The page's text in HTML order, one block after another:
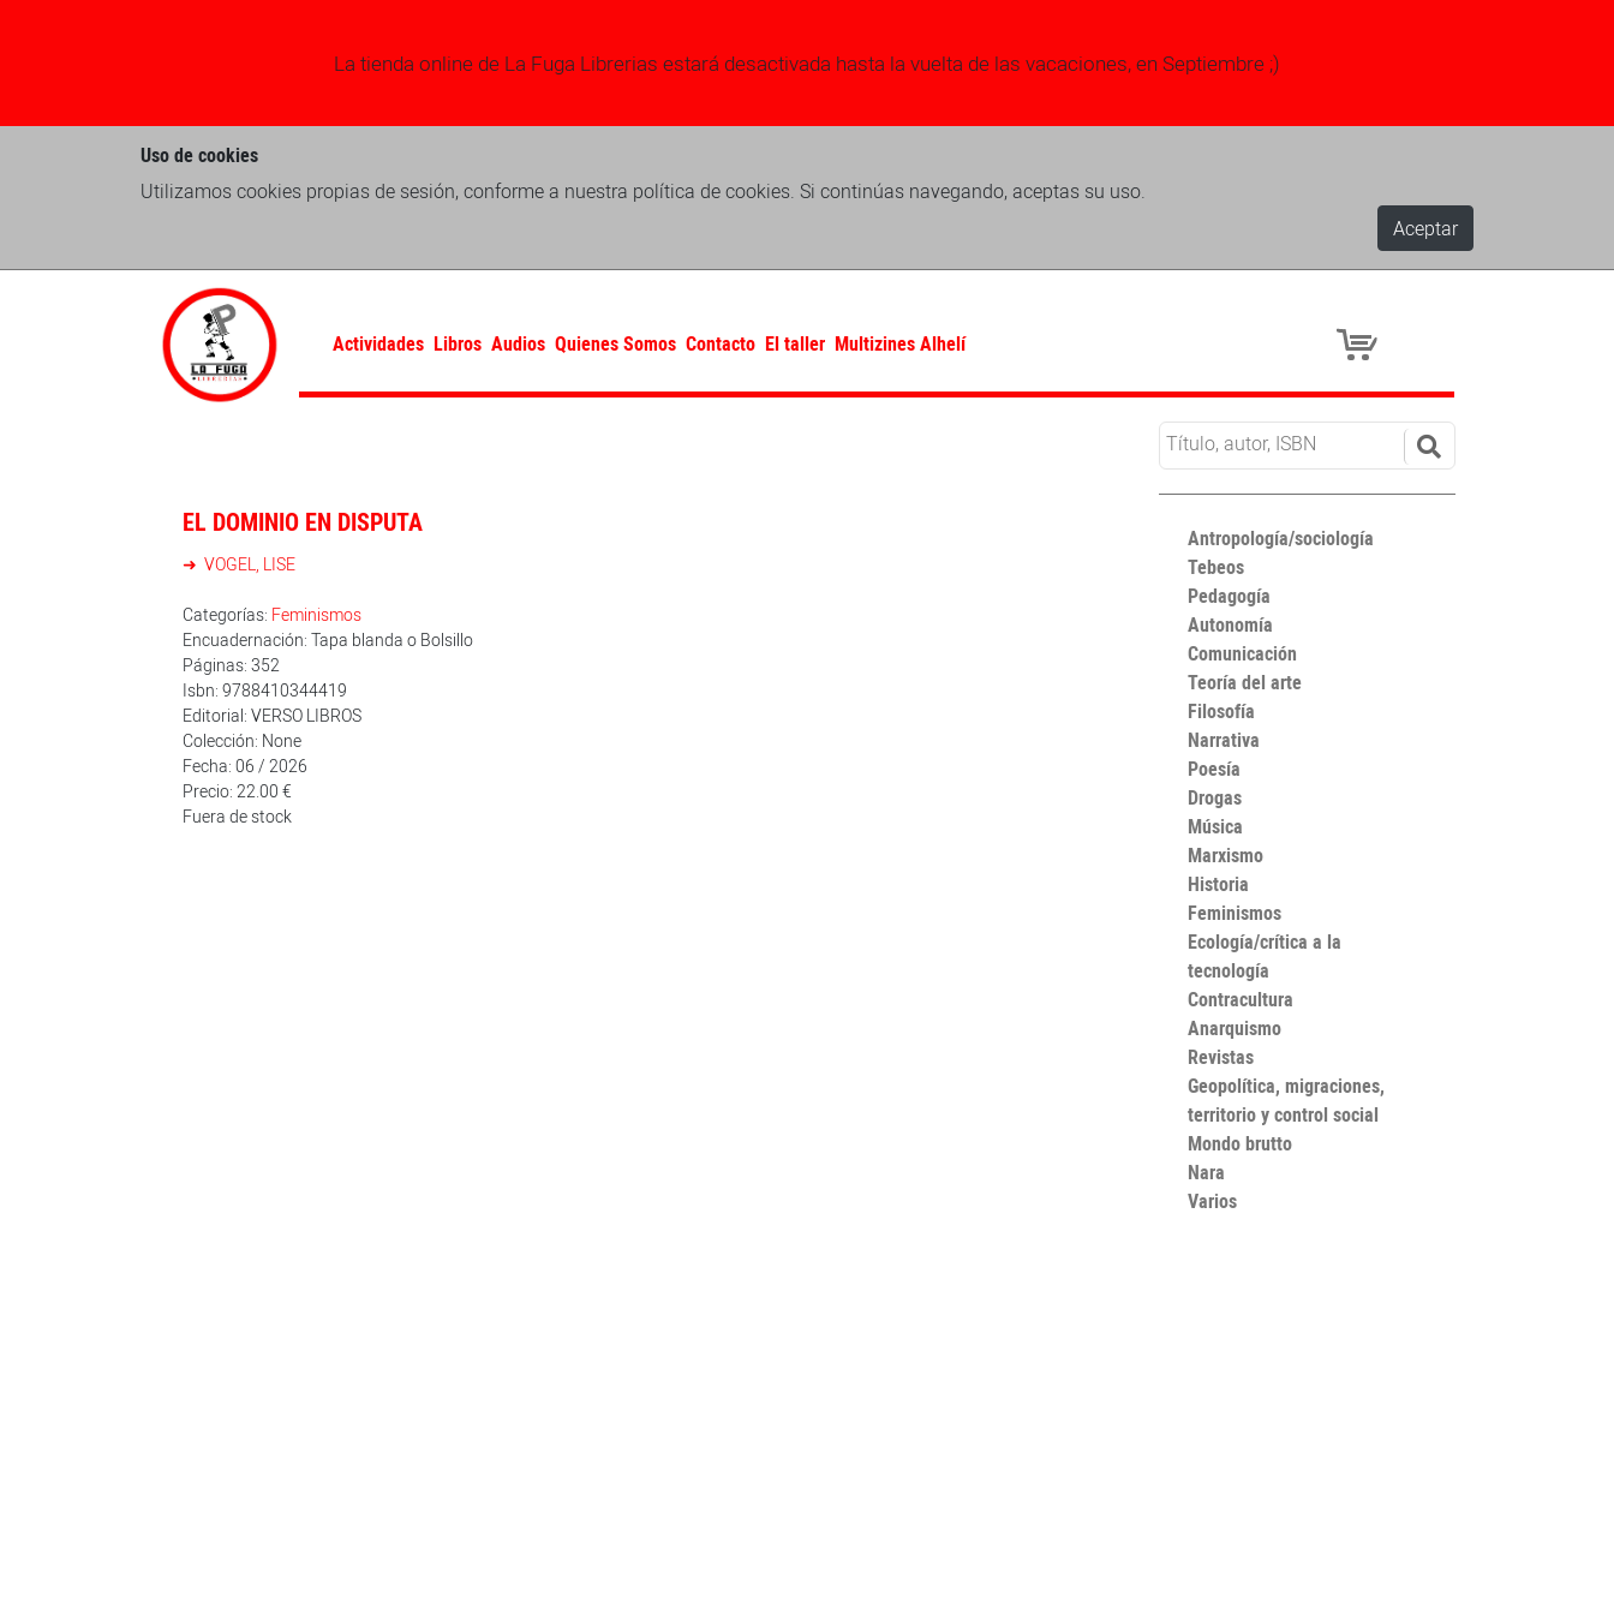
La tienda online de La Fuga Librerias estará desactivada hasta la vuelta de las vacaciones, en Septiembre ;)
Uso de cookies
Utilizamos cookies propias de sesión, conforme a nuestra política de cookies. Si continúas navegando, aceptas su uso.
Aceptar
Actividades Libros Audios Quienes Somos Contacto El taller Multizines Alhelí
EL DOMINIO EN DISPUTA
VOGEL, LISE
Categorías: Feminismos
Encuadernación: Tapa blanda o Bolsillo
Páginas: 352
Isbn: 9788410344419
Editorial: VERSO LIBROS
Colección: None
Fecha: 06 / 2026
Precio: 22.00 €
Fuera de stock
Antropología/sociología
Tebeos
Pedagogía
Autonomía
Comunicación
Teoría del arte
Filosofía
Narrativa
Poesía
Drogas
Música
Marxismo
Historia
Feminismos
Ecología/crítica a la
tecnología
Contracultura
Anarquismo
Revistas
Geopolítica, migraciones,
territorio y control social
Mondo brutto
Nara
Varios